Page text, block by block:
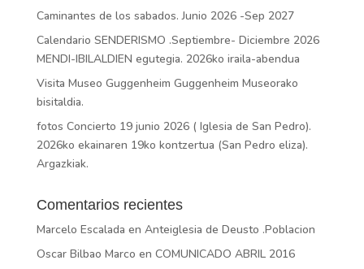
Caminantes de los sabados. Junio 2026 -Sep 2027
Calendario SENDERISMO .Septiembre- Diciembre 2026
MENDI-IBILALDIEN egutegia. 2026ko iraila-abendua
Visita Museo Guggenheim Guggenheim Museorako
bisitaldia.
fotos Concierto 19 junio 2026 ( Iglesia de San Pedro).
2026ko ekainaren 19ko kontzertua (San Pedro eliza).
Argazkiak.
Comentarios recientes
Marcelo Escalada en Anteiglesia de Deusto .Poblacion
Oscar Bilbao Marco en COMUNICADO ABRIL 2016